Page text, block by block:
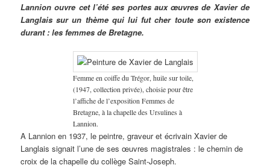
Lannion ouvre cet l’été ses portes aux œuvres de Xavier de
Langlais sur un thème qui lui fut cher toute son existence
durant : les femmes de Bretagne.
Femme en coiffe du Trégor, huile sur toile,
(1947, collection privée), choisie pour être
l’affiche de l’exposition Femmes de
Bretagne, à la chapelle des Ursulines à
Lannion.
A Lannion en 1937, le peintre, graveur et écrivain Xavier de
Langlais signait l’une de ses œuvres magistrales : le chemin de
croix de la chapelle du collège Saint-Joseph.